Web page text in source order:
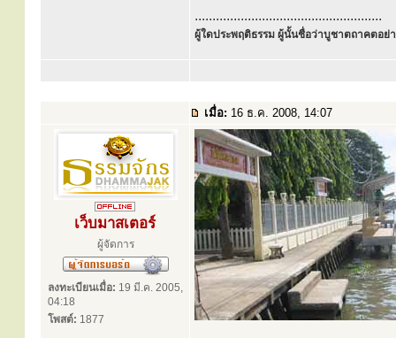
.....................................................
ผู้ใดประพฤติธรรม ผู้นั้นชื่อว่าบูชาตถาคตอย่า
เมื่อ: 16 ธ.ค. 2008, 14:07
เว็บมาสเตอร์
ผู้จัดการ
ลงทะเบียนเมื่อ: 19 มี.ค. 2005,
04:18
โพสต์: 1877